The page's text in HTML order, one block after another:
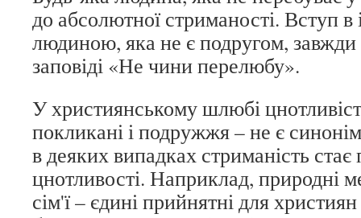
до абсолютної стриманості. Вступ в
людиною, яка не є подругом, завжди
заповіді «Не чини перелюбу».
У християнському шлюбі
покликані і подружжя – не є
в деяких випадках стриманість
цнотливості. Наприклад, природні
сім'ї – єдині прийнятні для